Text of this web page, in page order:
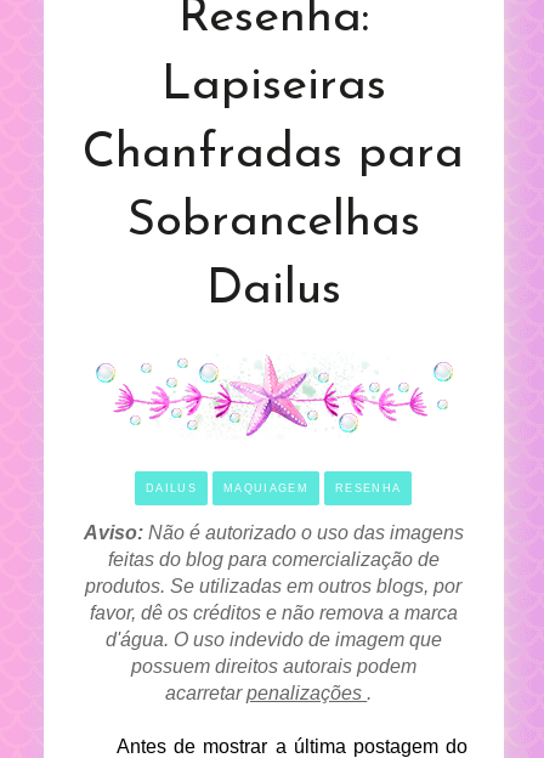
Resenha:
Lapiseiras
Chanfradas para
Sobrancelhas
Dailus
DAILUS MAQUIAGEM RESENHA
Aviso: Não é autorizado o uso das imagens
feitas do blog para comercialização de
produtos. Se utilizadas em outros blogs, por
favor, dê os créditos e não remova a marca
d'água. O uso indevido de imagem que
possuem direitos autorais podem
acarretarpenalizações .
Antes de mostrar a última postagem do